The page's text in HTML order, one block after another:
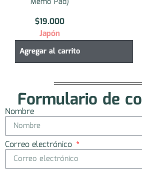
Agregar al carrito
Formulario de
Nombre
Correo electrónico